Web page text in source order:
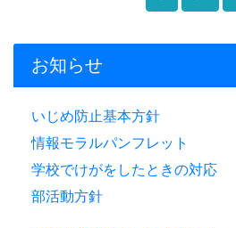
お知らせ
いじめ防止基本方針
情報モラルパンフレット
学校でけがをしたときの対応
部活動方針